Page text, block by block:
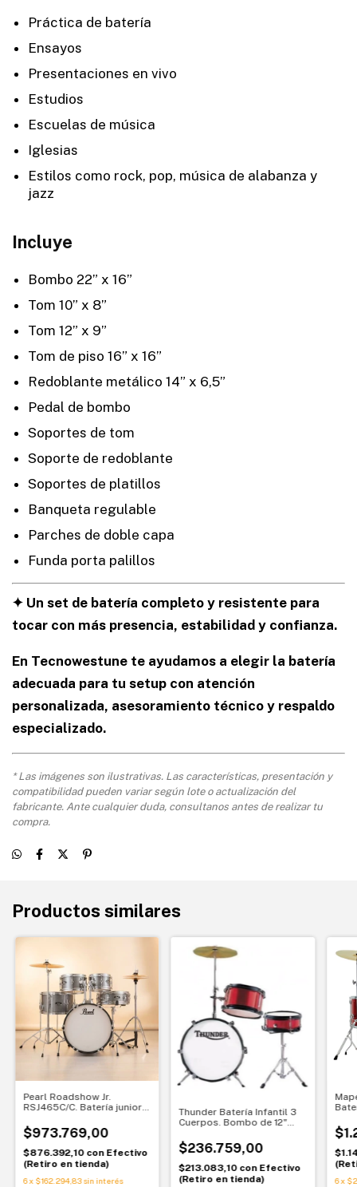
Práctica de batería
Ensayos
Presentaciones en vivo
Estudios
Escuelas de música
Iglesias
Estilos como rock, pop, música de alabanza y
jazz
Incluye
Bombo 22” x 16”
Tom 10” x 8”
Tom 12” x 9”
Tom de piso 16” x 16”
Redoblante metálico 14” x 6,5”
Pedal de bombo
Soportes de tom
Soporte de redoblante
Soportes de platillos
Banqueta regulable
Parches de doble capa
Funda porta palillos
✦ Un set de batería completo y resistente para
tocar con más presencia, estabilidad y confianza.
En Tecnowestune te ayudamos a elegir la batería
adecuada para tu setup con atención
personalizada, asesoramiento técnico y respaldo
especializado.
* Las imágenes son ilustrativas. Las características, presentación y
compatibilidad pueden variar según lote o actualización del
fabricante. Ante cualquier duda, consultanos antes de realizar tu
compra.
Productos similares
Pearl Roadshow Jr.
RSJ465C/C. Batería junior 5
empezar
$973.769,00
$876.392,10 con Efectivo
(Retiro en tienda)
6x $162.294,83 sin interés
Thunder Batería Infantil 3
Cuerpos. Bombo de 12"
kit para chicos
$236.759,00
$213.083,10 con Efectivo
(Retiro en tienda)
6x